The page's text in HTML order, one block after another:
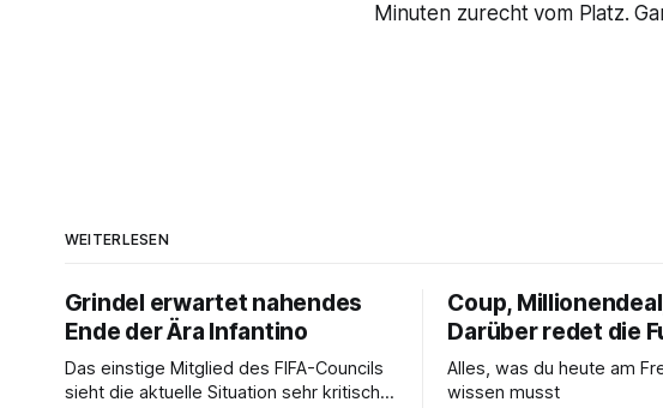
Minuten zurecht vom Platz.
WEITERLESEN
Grindel erwartet nahendes
Ende der Ära Infantino
Das einstige Mitglied des FIFA-Councils
sieht die aktuelle Situation sehr kritisch
Coup,
Darüber redet die
Alles, was du heute am
wissen musst